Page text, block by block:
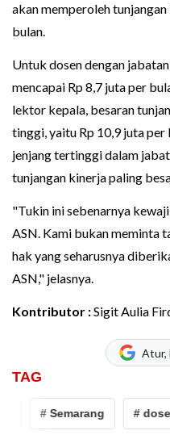
akan memperoleh
bulan.
Untuk dosen dengan
mencapai Rp 8,7 juta per
lektor kepala, besaran
tinggi, yaitu Rp 10,9 juta
jenjang tertinggi dalam
tunjangan kinerja paling
"Tukin ini sebenarnya
ASN. Kami bukan meminta
hak yang seharusnya
ASN," jelasnya.
Kontributor :Sigit Aulia
Atur,
TAG
# Semarang # dosen